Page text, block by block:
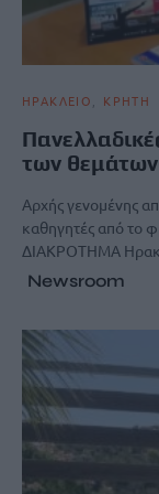
ΗΡΑΚΛΕΙΟ ΚΡΗΤΗ
των
Αρχής γενομένης
καθηγητές από το
ΔΙΑΚΡΟΤΗΜΑ
Newsroom